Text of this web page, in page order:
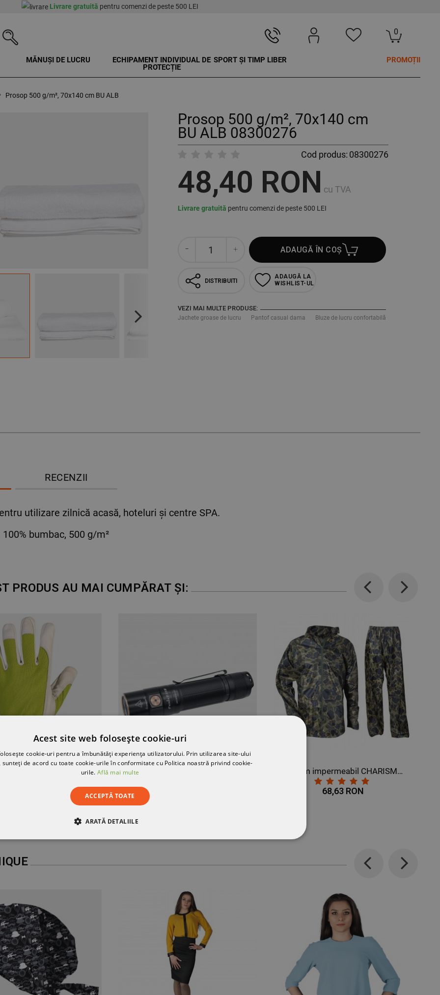
Livrare gratuită pentru comenzi de peste 500 LEI
0
MĂNUȘI DE LUCRU
ECHIPAMENT INDIVIDUAL DE
PROTECȚIE
SPORT ȘI TIMP LIBER PROMOȚII
Prosop 500 g/m², 70x140 cm BU ALB
Next
Prosop 500 g/m², 70x140 cm
BU ALB 08300276
Cod produs: 08300276
48,40 RON cu TVA
Livrare gratuită pentru comenzi de peste 500 LEI
ADAUGĂ ÎN COȘ
DISTRIBUITI
ADAUGĂ LA
WISHLIST-UL
VEZI MAI MULTE PRODUSE:
Jachete groase de lucru Pantof casual dama Bluze de lucru confortabilă
RECENZII
utilizare zilnică acasă, hoteluri și centre SPA.
100% bumbac, 500 g/m²
PRODUS AU MAI CUMPĂRAT ȘI:
Previous
Mănuși din piele și material textil GILT GREEN Costum impermeabil CHARISMA CAMOUFLAGE
68,63 RON
Next
Previous Next
Acest site web folosește cookie-uri
cookie-uri pentru a îmbunătăți experiența utilizatorului. Prin utilizarea site-ului
sunteți de acord cu toate cookie-urile în conformitate cu Politica noastră privind cookie-
urile. Află mai multe
ACCEPTĂ TOATE
ARATĂ DETALIILE